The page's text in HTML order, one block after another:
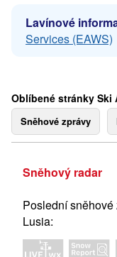
Lavínové
Services (EAWS)
Oblíbené stránky Ski
Sněhové zprávy
Sněhový radar
Poslední
Lusia: